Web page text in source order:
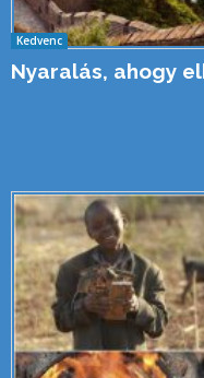
Kedvenc
Nyaralás, ahogy